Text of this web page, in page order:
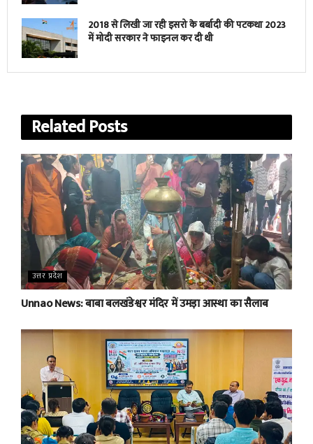
2018 से लिखी जा रही इसरो के बर्बादी की पटकथा 2023
में मोदी सरकार ने फाइनल कर दी थी
RelatedPosts
उत्तर प्रदेश
Unnao News: बाबा बलखंडेश्वर मंदिर में उमड़ा आस्था का सैलाब